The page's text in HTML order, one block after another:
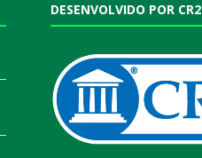
DESENVOLVIDO POR CR2